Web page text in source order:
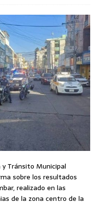
Tránsito Municipal
sobre los resultados
realizado en las
de la zona centro de la